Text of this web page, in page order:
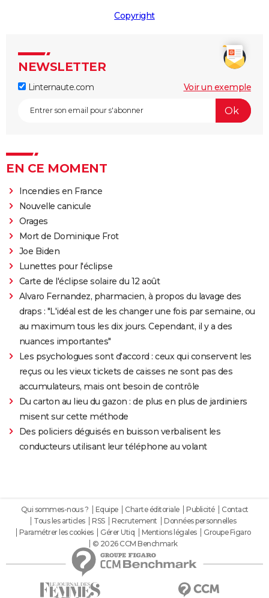
Copyright
NEWSLETTER
Linternaute.com Voir un exemple
EN CE MOMENT
Incendies en France
Nouvelle canicule
Orages
Mort de Dominique Frot
Joe Biden
Lunettes pour l'éclipse
Carte de l'éclipse solaire du 12 août
Alvaro Fernandez, pharmacien, à propos du lavage des
draps : "L'idéal est de les changer une fois par semaine, ou
au maximum tous les dix jours. Cependant, il y a des
nuances importantes"
Les psychologues sont d'accord : ceux qui conservent les
reçus ou les vieux tickets de caisses ne sont pas des
accumulateurs, mais ont besoin de contrôle
Du carton au lieu du gazon : de plus en plus de jardiniers
misent sur cette méthode
Des policiers déguisés en buisson verbalisent les
conducteurs utilisant leur téléphone au volant
Qui sommes-nous ? Equipe Charte éditoriale Publicité
Contact
Tous les articles
RSS Recrutement
Données personnelles
Paramétrer les cookies
Gérer Utiq Mentions légales
Groupe Figaro
© 2026 CCM Benchmark